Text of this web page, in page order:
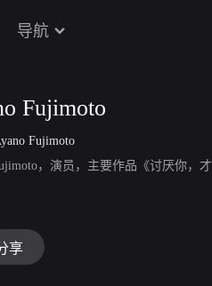
导航
Fujimoto
Fujimoto
，演员，主要作品《讨厌你，
享